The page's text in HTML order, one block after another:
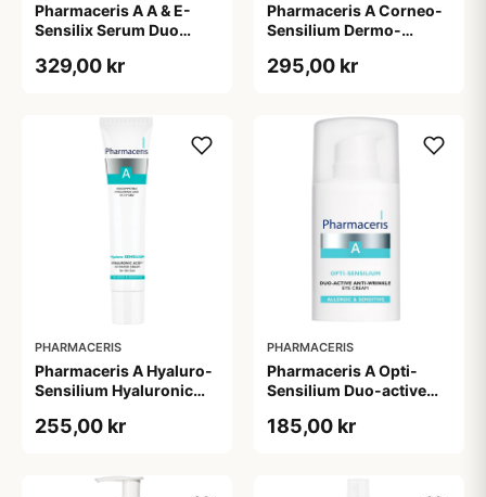
Pharmaceris A A & E-
Sensilix Serum Duo
329,00 kr
Pharmaceris A Corneo-
Sensilium Dermo-
Cream (75 ml)
295,00 kr
PHARMACERIS
Pharmaceris A Hyaluro-
Sensilium Hyaluronic
255,00 kr
PHARMACERIS
Pharmaceris A Opti-
Sensilium Duo-active
(15 ml)
185,00 kr